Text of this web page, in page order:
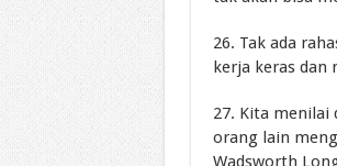
26. Tak ada
kerja keras dan
27. Kita menilai
orang lain
Wadsworth